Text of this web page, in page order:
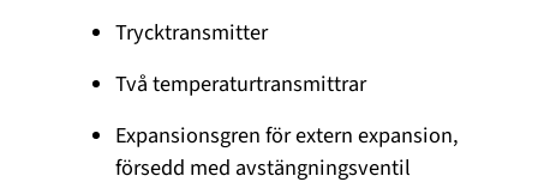
Trycktransmitter
Två temperaturtransmittrar
Expansionsgren för extern expansion,
försedd med avstängningsventil